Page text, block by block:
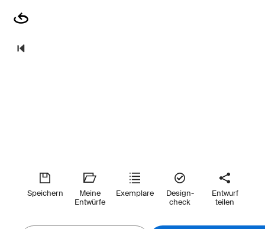
Speichern
Meine
Entwürfe
Exemplare
Design-
check
Entwurf
teilen